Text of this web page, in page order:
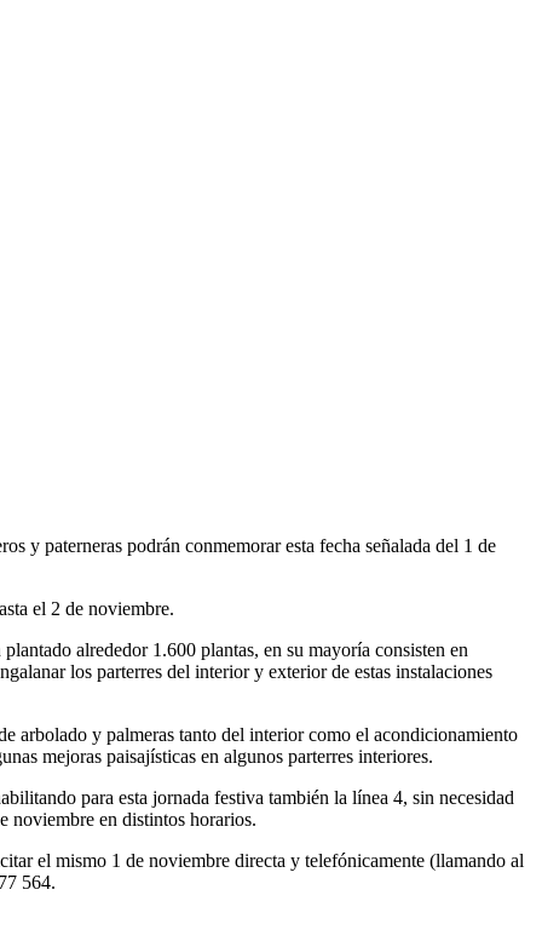
y paterneras podrán conmemorar esta fecha señalada del 1 de
el 2 de noviembre.
alrededor 1.600 plantas, en su mayoría consisten en
los parterres del interior y exterior de estas instalaciones
arbolado y palmeras tanto del interior como el acondicionamiento
mejoras paisajísticas en algunos parterres interiores.
para esta jornada festiva también la línea 4, sin necesidad
noviembre en distintos horarios.
el mismo 1 de noviembre directa y telefónicamente (llamando al
564.